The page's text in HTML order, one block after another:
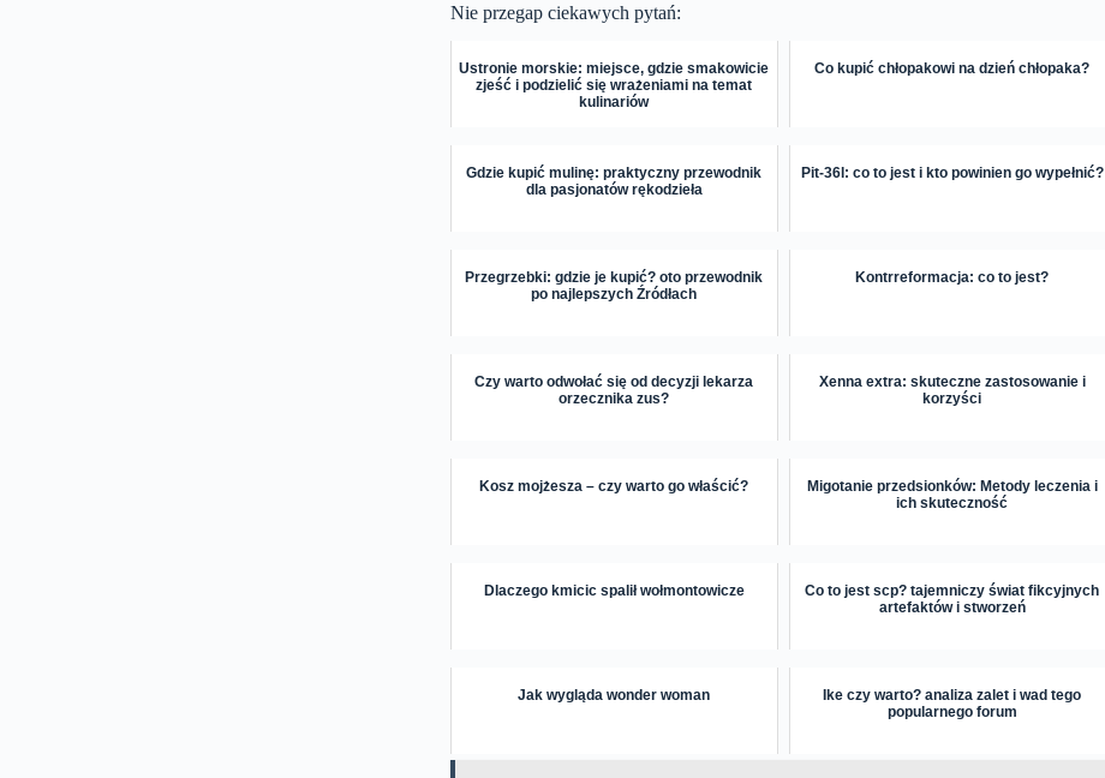
Nie przegap ciekawych pytań:
Ustronie morskie: miejsce, gdzie smakowicie
zjeść i podzielić się wrażeniami na temat
kulinariów
Co kupić chłopakowi na dzień chłopaka?
Gdzie kupić mulinę: praktyczny przewodnik
dla pasjonatów rękodzieła
Pit-36l: co to jest i kto powinien go wypełnić?
Przegrzebki: gdzie je kupić? oto przewodnik
po najlepszych Źródłach
Kontrreformacja: co to jest?
Czy warto odwołać się od decyzji lekarza
orzecznika zus?
Xenna extra: skuteczne zastosowanie i
korzyści
Kosz mojżesza – czy warto go właścić?
Migotanie przedsionków: Metody leczenia i
ich skuteczność
Dlaczego kmicic spalił wołmontowicze
Co to jest scp? tajemniczy świat fikcyjnych
artefaktów i stworzeń
Jak wygląda wonder woman
Ike czy warto? analiza zalet i wad tego
popularnego forum